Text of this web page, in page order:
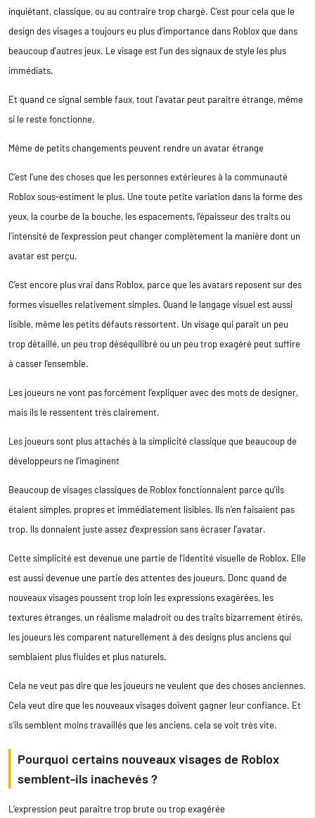
inquiétant, classique, ou au contraire trop chargé. C’est pour cela que le
design des visages a toujours eu plus d’importance dans Roblox que dans
beaucoup d’autres jeux. Le visage est l’un des signaux de style les plus
immédiats.
Et quand ce signal semble faux, tout l’avatar peut paraître étrange, même
si le reste fonctionne.
Même de petits changements peuvent rendre un avatar étrange
C’est l’une des choses que les personnes extérieures à la communauté
Roblox sous-estiment le plus. Une toute petite variation dans la forme des
yeux, la courbe de la bouche, les espacements, l’épaisseur des traits ou
l’intensité de l’expression peut changer complètement la manière dont un
avatar est perçu.
C’est encore plus vrai dans Roblox, parce que les avatars reposent sur des
formes visuelles relativement simples. Quand le langage visuel est aussi
lisible, même les petits défauts ressortent. Un visage qui paraît un peu
trop détaillé, un peu trop déséquilibré ou un peu trop exagéré peut suffire
à casser l’ensemble.
Les joueurs ne vont pas forcément l’expliquer avec des mots de designer,
mais ils le ressentent très clairement.
Les joueurs sont plus attachés à la simplicité classique que beaucoup de
développeurs ne l’imaginent
Beaucoup de visages classiques de Roblox fonctionnaient parce qu’ils
étaient simples, propres et immédiatement lisibles. Ils n’en faisaient pas
trop. Ils donnaient juste assez d’expression sans écraser l’avatar.
Cette simplicité est devenue une partie de l’identité visuelle de Roblox. Elle
est aussi devenue une partie des attentes des joueurs. Donc quand de
nouveaux visages poussent trop loin les expressions exagérées, les
textures étranges, un réalisme maladroit ou des traits bizarrement étirés,
les joueurs les comparent naturellement à des designs plus anciens qui
semblaient plus fluides et plus naturels.
Cela ne veut pas dire que les joueurs ne veulent que des choses anciennes.
Cela veut dire que les nouveaux visages doivent gagner leur confiance. Et
s’ils semblent moins travaillés que les anciens, cela se voit très vite.
Pourquoi certains nouveaux visages de Roblox
semblent-ils inachevés ?
L’expression peut paraître trop brute ou trop exagérée